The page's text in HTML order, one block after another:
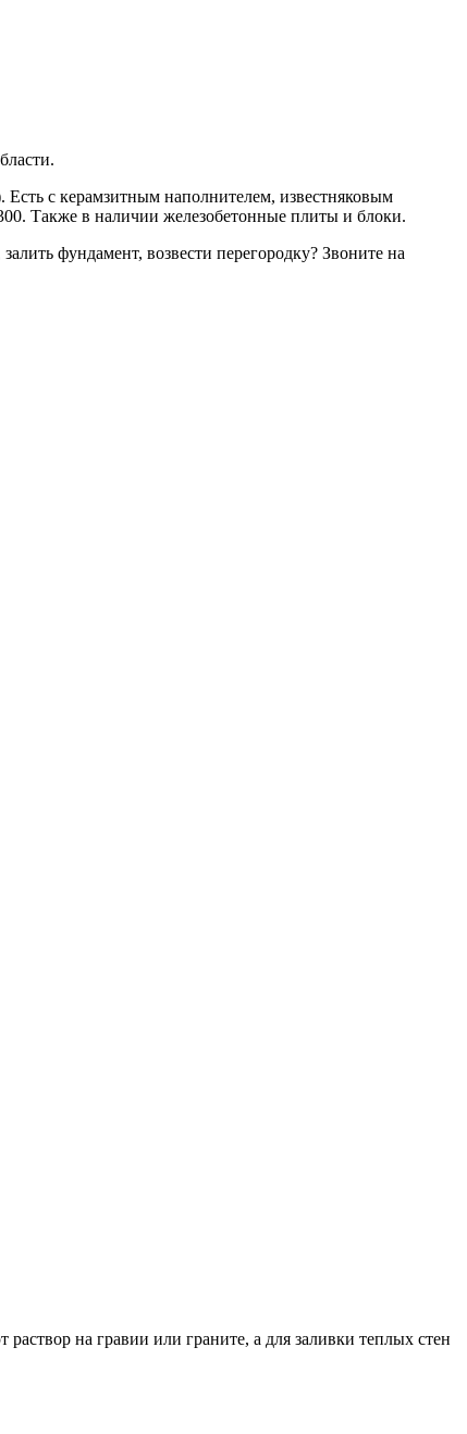
с керамзитным наполнителем, известняковым
Также в наличии железобетонные плиты и блоки.
фундамент, возвести перегородку? Звоните на
на гравии или граните, а для заливки теплых стен